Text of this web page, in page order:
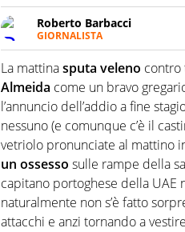
Roberto Barbacci
GIORNALISTA
Giornalista (pubblicista)
chiedergli di boxe, di
La mattinasputa veleno contro
Almeida come un bravo
l’annuncio dell’addio a fine
nessuno (e comunque c’è il
vetriolo pronunciate al mattino
un ossesso sulle rampe della
capitano portoghese della UAE
naturalmente non s’è fatto
attacchi e anzi tornando a